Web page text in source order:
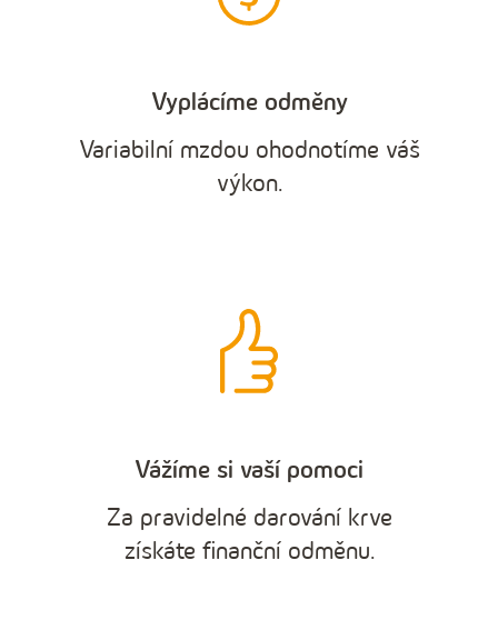
Vyplácíme odměny
Variabilní mzdou ohodnotíme váš
výkon.
Vážíme si vaší pomoci
Za pravidelné darování krve
získáte finanční odměnu.